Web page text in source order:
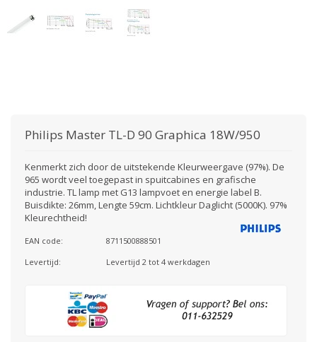
Philips Master TL-D 90 Graphica 18W/950
Kenmerkt zich door de uitstekende Kleurweergave (97%). De
965 wordt veel toegepast in spuitcabines en grafische
industrie. TL lamp met G13 lampvoet en energie label B.
Buisdikte: 26mm, Lengte 59cm. Lichtkleur Daglicht (5000K). 97%
Kleurechtheid!
EAN code:
8711500888501
Levertijd:
Levertijd 2 tot 4 werkdagen